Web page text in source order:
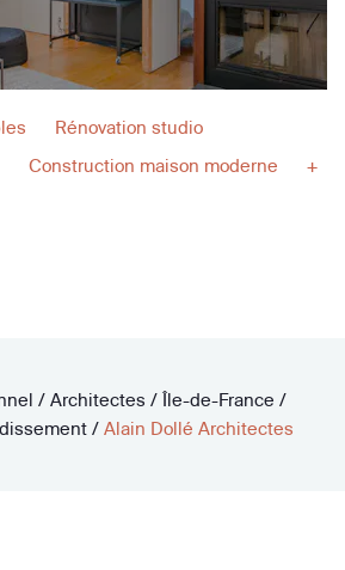
Rénovation studio
Construction maison moderne
+
/ Architectes / Île-de-France /
/ Alain Dollé Architectes